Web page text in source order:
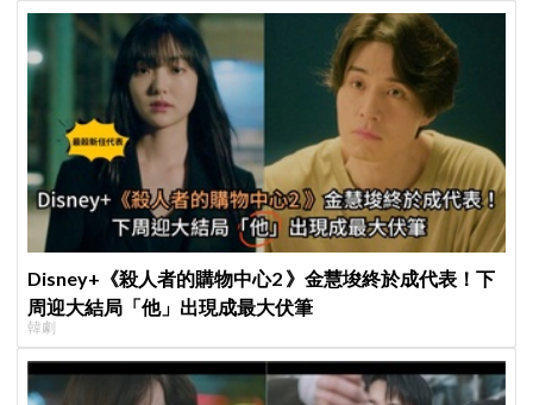
Disney+《殺人者的購物中心2 》金慧埈終於成代表！下
周迎大結局「他」出現成最大伏筆
韓劇